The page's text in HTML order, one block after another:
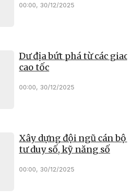
00:00, 30/12/2025
Dư địa bứt phá từ các
cao tốc
00:00, 30/12/2025
Xây dựng đội ngũ cán bộ
tư duy số, kỹ năng số
00:00, 30/12/2025